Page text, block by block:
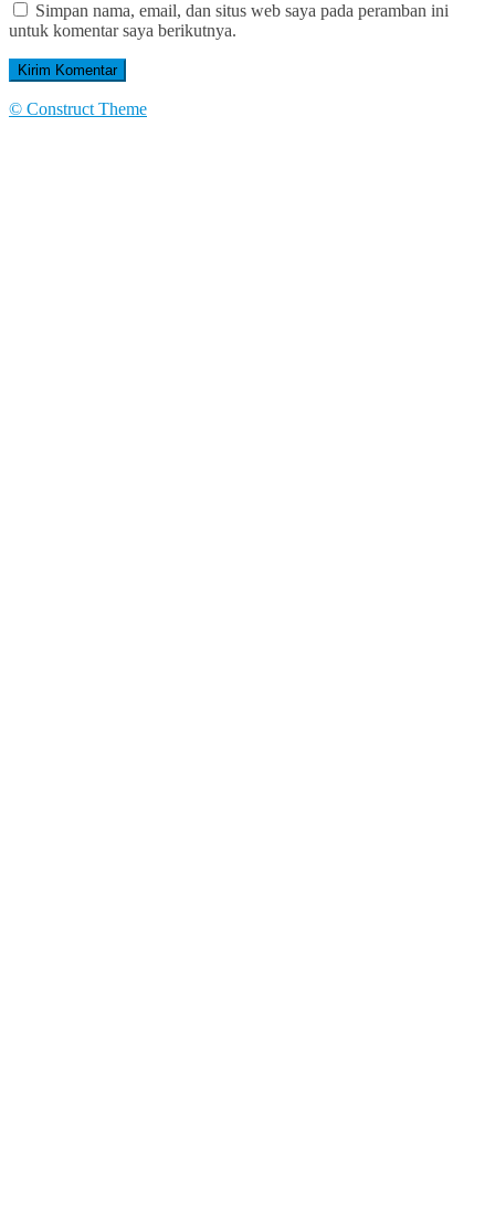
Simpan nama, email, dan situs web saya pada peramban ini
untuk komentar saya berikutnya.
© Construct Theme